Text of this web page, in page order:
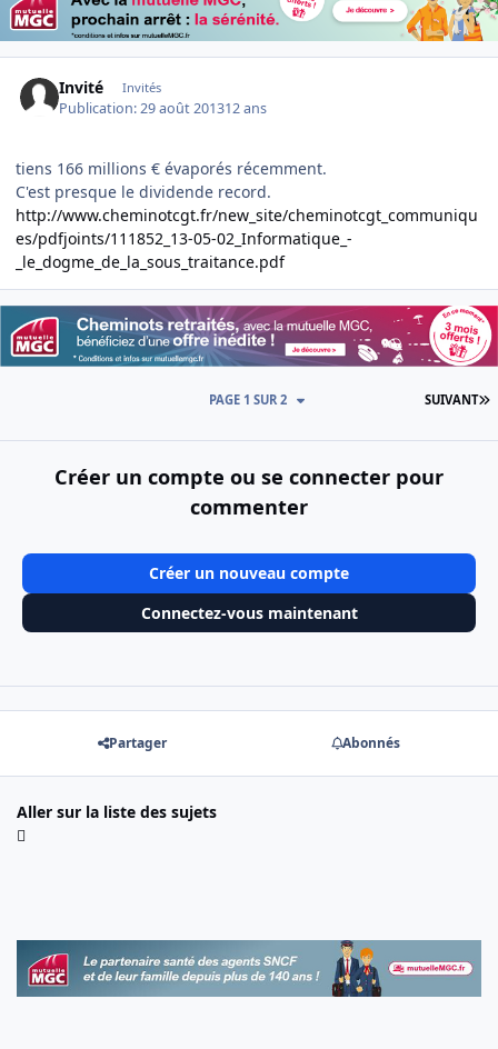
Invité Invités
Publication:29 août 201312 ans
tiens 166 millions € évaporés récemment.
C'est presque le dividende record.
http://www.cheminotcgt.fr/new_site/cheminotcgt_communiqu
es/pdfjoints/111852_13-05-02_Informatique_-
_le_dogme_de_la_sous_traitance.pdf
SUIVANT
PAGE 1 SUR 2
Créer un compte ou se connecter pour
commenter
Créer un nouveau compte
Connectez-vous maintenant
Partager Abonnés
Aller sur la liste des sujets